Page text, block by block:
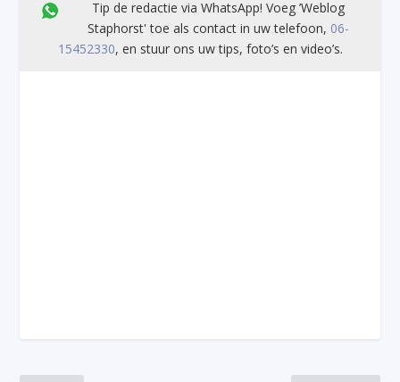
Tip de redactie via WhatsApp! Voeg ’Weblog
Staphorst' toe als contact in uw telefoon, 06-
15452330, en stuur ons uw tips, foto’s en video’s.